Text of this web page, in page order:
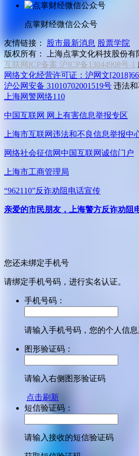
点掌财经微信公众号
友情链接： 股市最新消息 股票学院
版权所有：
上海点掌文化科技股份有
互联网ICP备案 沪ICP备13044908号-1
网络文化经营许可证：沪网文
沪公网安备 31010702001519号 违法和
上海网警网络110
中国互联网 网上有害信息举报专区
上海市互联网违法和不良信息举报中
网络社会征信网 中国互联网诚信门户
上海市工商管理局
“962110”反诈劝阻电话宣传
亲爱的市民朋友，上海警方反诈劝阻
您还未绑定手机号
请绑定手机号码，进行实名认证。
手机号码：
请输入手机号码，您的个人信
图形验证码：
请输入右侧图形验证码
点击刷新
短信验证码：
请输入接收的短信验证码